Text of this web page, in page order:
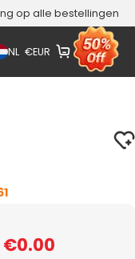
op alle bestellingen
NL €EUR
€0.00